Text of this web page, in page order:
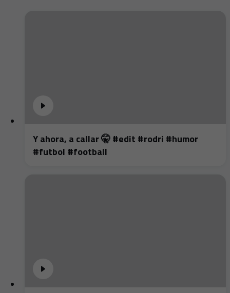
Y ahora, a callar 🤫 #edit #rodri #humor
#futbol #football